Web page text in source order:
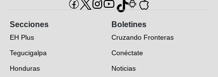
Secciones
EH Plus
Tegucigalpa
Honduras
Boletines
Cruzando Fronteras
Conéctate
Noticias